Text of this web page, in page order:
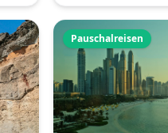
Pauschalreisen